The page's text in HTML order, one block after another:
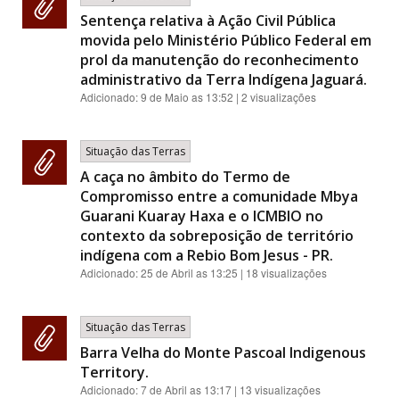
Sentença relativa à Ação Civil Pública
movida pelo Ministério Público Federal em
prol da manutenção do reconhecimento
administrativo da Terra Indígena Jaguará.
Adicionado:9 de Maio as 13:52 | 2 visualizações
Situação das Terras
A caça no âmbito do Termo de
Compromisso entre a comunidade Mbya
Guarani Kuaray Haxa e o ICMBIO no
contexto da sobreposição de território
indígena com a Rebio Bom Jesus - PR.
Adicionado:25 de Abril as 13:25 | 18 visualizações
Situação das Terras
Barra Velha do Monte Pascoal Indigenous
Territory.
Adicionado:7 de Abril as 13:17 | 13 visualizações